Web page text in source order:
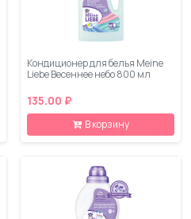
Кондиционер для белья Meine
Liebe Весеннее небо 800 мл
135.00 ₽
В корзину